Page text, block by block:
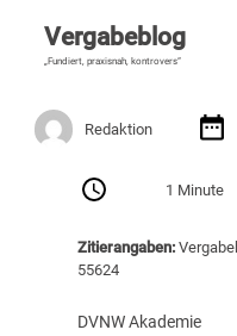
Vergabeblog
„Fundiert, praxisnah, kontrovers“
Redaktion
1 Minute
Zitierangaben:
55624
DVNW Akademie